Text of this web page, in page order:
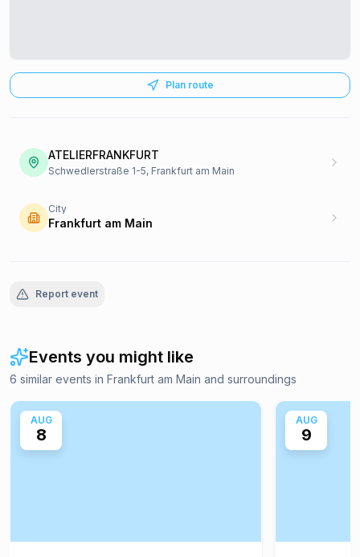
Plan route
ATELIERFRANKFURT
Schwedlerstraße 1-5, Frankfurt am Main
City
Frankfurt am Main
Report event
Events you might like
6 similar events in Frankfurt am Main and surroundings
AUG
8
AUG
9